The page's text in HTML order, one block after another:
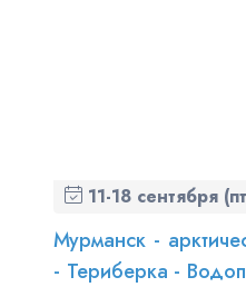
11-18 сентября
Мурманск -
- Териберка -